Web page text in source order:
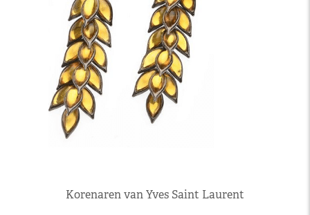
Korenaren van Yves Saint Laurent